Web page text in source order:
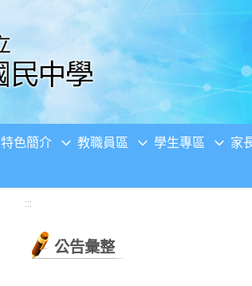
特色簡介 教職員區 學生專區 家
:::
公告彙整